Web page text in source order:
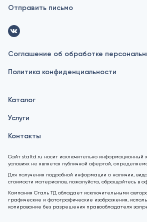
Отправить письмо
Соглашение об обработке
Политика конфиденциальности
Каталог
Услуги
Контакты
Сайт staltd.ru носит исключительно информационный
условиях не является публичной офертой,
Для получения подробной информации о наличии,
стоимости материалов, пожалуйста, обращайтесь в
Компания Сталь ТД обладает исключительными
графические и фотографические изображения,
копирование без разрешения правообладателя